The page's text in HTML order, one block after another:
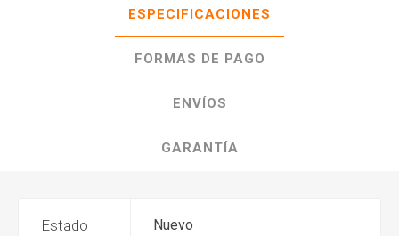
ESPECIFICACIONES
FORMAS DE PAGO
ENVÍOS
GARANTÍA
Estado Nuevo